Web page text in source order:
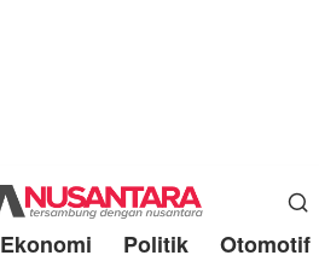
Ekonomi Politik Otomotif